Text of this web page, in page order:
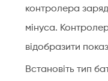
зарядки
літієвої
батареї
на
контролера
мінуса.
відобразити
Встановіть тип